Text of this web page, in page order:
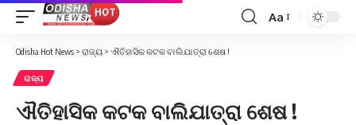
Font
Aa
Odisha Hot News > ରାଜ୍ୟ > ଐତିହାସିକ କଟକ ବାଲିଯାତ୍ରା ଶେଷ !
ରାଜ୍ୟ
ଐତିହାସିକ କଟକ ବାଲିଯାତ୍ରା ଶେଷ !